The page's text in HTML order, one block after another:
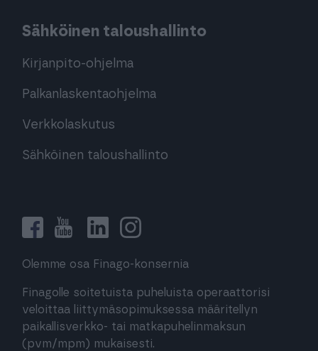
Sähköinen taloushallinto
Kirjanpito-ohjelma
Palkanlaskentaohjelma
Verkkolaskutus
Sähköinen taloushallinto
Olemme osa Finago-konsernia
Finagolle soitetuista puheluista operaattorisi
veloittaa liittymäsopimuksessa määritellyn
paikallisverkko- tai matkapuhelinmaksun
(pvm/mpm) mukaisesti.